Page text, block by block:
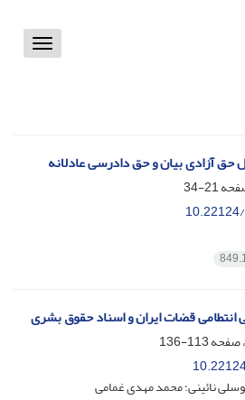
Toggle
حق آزادی بیان و حق دادرسی عادلانه
21-34
انتطامی قضات ایران و اسناد حقوق بشری
113-136
نائینی؛ محمد مهدی غمامی